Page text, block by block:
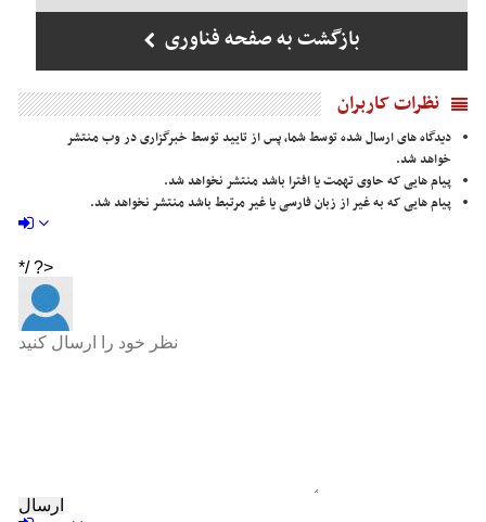
بازگشت به صفحه فناوری
نظرات کاربران
دیدگاه های ارسال شده توسط شما، پس از تایید توسط خبرگزاری در وب منتشر
خواهد شد.
پیام هایی که حاوی تهمت یا افترا باشد منتشر نخواهد شد.
پیام هایی که به غیر از زبان فارسی یا غیر مرتبط باشد منتشر نخواهد شد.